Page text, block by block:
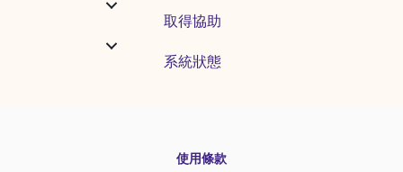
取得協助
系統狀態
使用條款
English